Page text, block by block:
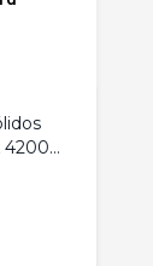
4200